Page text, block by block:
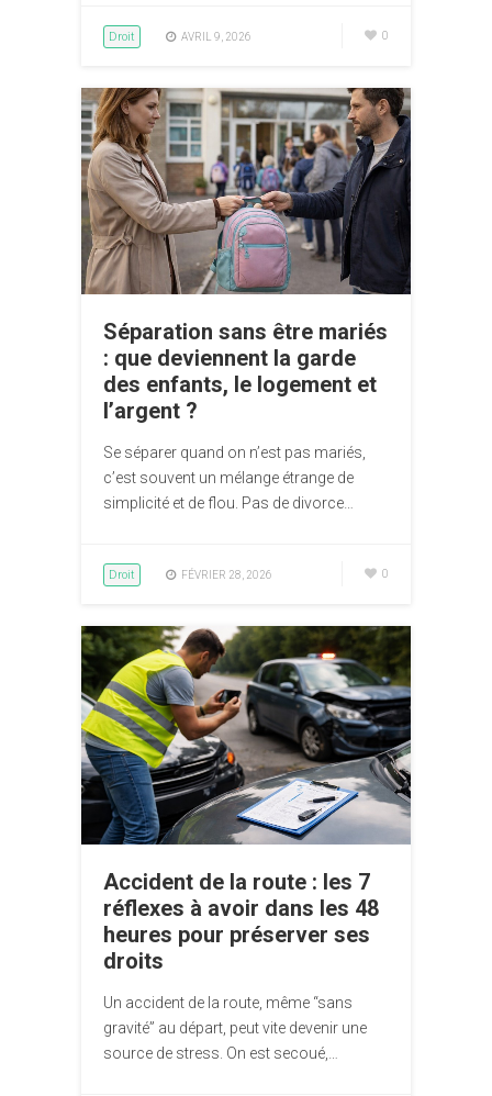
Droit AVRIL 9, 2026 0
Séparation sans être mariés
: que deviennent la garde
des enfants, le logement et
l’argent ?
Se séparer quand on n’est pas mariés,
c’est souvent un mélange étrange de
simplicité et de flou. Pas de divorce…
Droit FÉVRIER 28, 2026 0
Accident de la route : les 7
réflexes à avoir dans les 48
heures pour préserver ses
droits
Un accident de la route, même “sans
gravité” au départ, peut vite devenir une
source de stress. On est secoué,…